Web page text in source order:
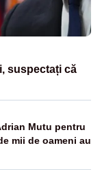
suspectați că
Mutu pentru
mii de oameni au